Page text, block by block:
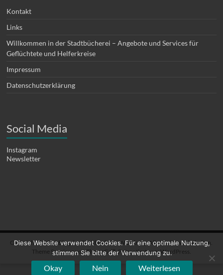
Kontakt
Links
Willkommen in der Stadtbücherei – Angebote und Services für
Geflüchtete und Helferkreise
Impressum
Datenschutzerklärung
Social Media
Instagram
Newsletter
Copyright © 2026Blog der Stadtbücherei Würzburg. Alle Rechte vorbehalten.
Theme Spaciousvon ThemeGrill. Präsentiert von:WordPress
Diese Website verwendet Cookies. Für eine optimale Nutzung,
stimmen Sie bitte der Verwendung zu.
Okay Nein Weiterlesen